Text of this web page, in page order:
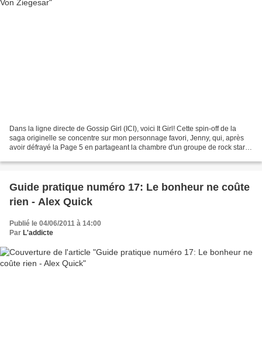
Dans la ligne directe de Gossip Girl (ICI), voici It Girl! Cette spin-off de la
saga originelle se concentre sur mon personnage favori, Jenny, qui, après
avoir défrayé la Page 5 en partageant la chambre d'un groupe de rock star,
Guide pratique numéro 17: Le bonheur ne coûte
rien - Alex Quick
Publié le 04/06/2011 à 14:00
Par L'addicte